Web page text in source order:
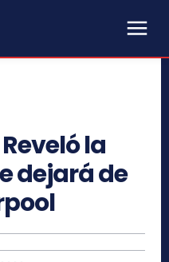
la
dejará de